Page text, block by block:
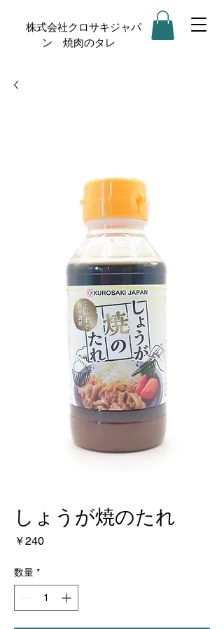
株式会社クロサキジャパ
ン 焼肉のタレ
しょうが焼のたれ
￥240価
数量 *